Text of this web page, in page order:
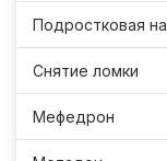
Подростковая
Снятие ломки
Мефедрон